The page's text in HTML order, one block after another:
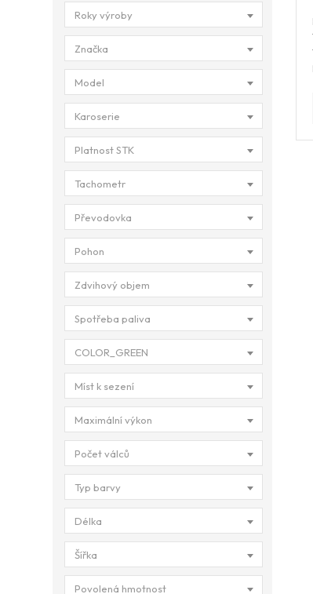
Roky výroby
Značka
Model
Karoserie
Platnost STK
Tachometr
Převodovka
Pohon
Zdvihový objem
Spotřeba paliva
COLOR_GREEN
Míst k sezení
Maximální výkon
Počet válců
Typ barvy
Délka
Šířka
Povolená hmotnost